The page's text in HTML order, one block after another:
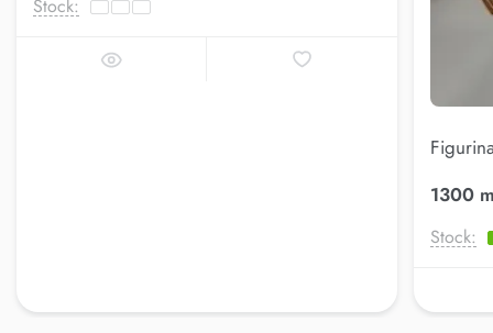
Stock:
1300
Stock: